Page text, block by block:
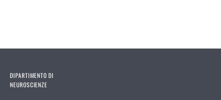
DIPARTIMENTO DI
NEUROSCIENZE